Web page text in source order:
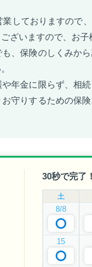
業しておりますので
ざいますので、お子
、保険のしくみか
年金に限らず、相
守りするための保
30秒で完了
土
8/8
15